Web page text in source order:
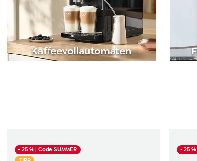
- 25 %| Code SUMMER
- 25 %